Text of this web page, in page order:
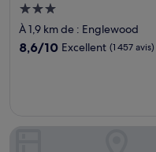
Hébergement
3.0 étoiles
À 1,9 km de : Englewood
8.6
8,6/10 Excellent (1 457 avis)